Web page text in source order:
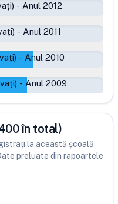
- Anul 2012
- Anul 2011
- Anul 2010
- Anul 2009
în total)
la această școală
preluate din rapoartele